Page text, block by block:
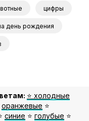
цифры
день рождения
⭐️ холодные
оранжевые ⭐️
синие ⭐️ голубые ⭐️